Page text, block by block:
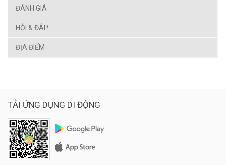
ĐÁNH GIÁ
HỎI & ĐÁP
ĐỊA ĐIỂM
TẢI ỨNG DỤNG DI ĐỘNG